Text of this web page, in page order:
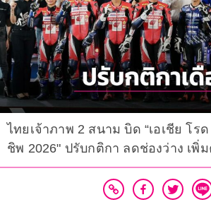
ไทยเจ้าภาพ 2 สนาม บิด “เอเชีย โร
ชิพ 2026" ปรับกติกา ลดช่องว่าง เพิ่